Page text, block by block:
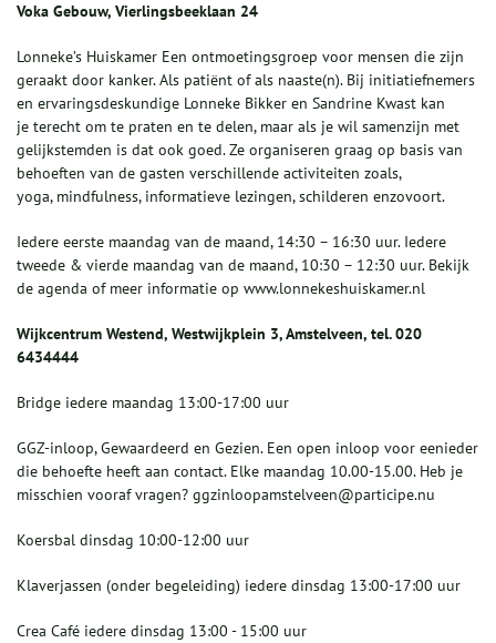
Voka Gebouw, Vierlingsbeeklaan 24
Lonneke’s Huiskamer Een ontmoetingsgroep voor mensen die zijn
geraakt door kanker. Als patiënt of als naaste(n). Bij initiatiefnemers
en ervaringsdeskundige Lonneke Bikker en Sandrine Kwast kan
je terecht om te praten en te delen, maar als je wil samenzijn met
gelijkstemden is dat ook goed. Ze organiseren graag op basis van
behoeften van de gasten verschillende activiteiten zoals,
yoga, mindfulness, informatieve lezingen, schilderen enzovoort.
Iedere eerste maandag van de maand, 14:30 – 16:30 uur. Iedere
tweede & vierde maandag van de maand, 10:30 – 12:30 uur. Bekijk
de agenda of meer informatie op www.lonnekeshuiskamer.nl
Wijkcentrum Westend, Westwijkplein 3, Amstelveen, tel. 020
6434444
Bridge iedere maandag 13:00-17:00 uur
GGZ-inloop, Gewaardeerd en Gezien. Een open inloop voor eenieder
die behoefte heeft aan contact. Elke maandag 10.00-15.00. Heb je
misschien vooraf vragen? ggzinloopamstelveen@participe.nu
Koersbal dinsdag 10:00-12:00 uur
Klaverjassen (onder begeleiding) iedere dinsdag 13:00-17:00 uur
Crea Café iedere dinsdag 13:00 - 15:00 uur